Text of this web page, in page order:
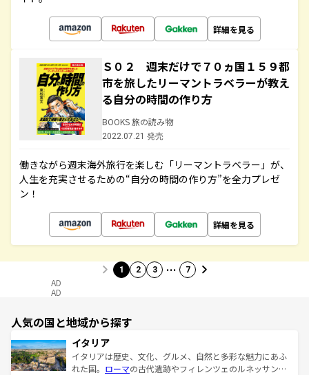
詳細を見る
Ｓ０２ 週末だけで７０ヵ国１５９都
市を旅したリーマントラベラーが教え
る自分の時間の作り方
BOOKS 旅の読み物
2022.07.21 発売
働きながら週末海外旅行を楽しむ「リーマントラベラー」が、
人生を充実させるための“自分の時間の作り方”を全力プレゼ
ン！
詳細を見る
1 2 3 … 7
AD
AD
人気の国と地域から探す
イタリア
イタリアは歴史、文化、グルメ、自然と多彩な魅力にあふ
れた国。 ローマの古代遺跡やフィレンツェのルネッサンス